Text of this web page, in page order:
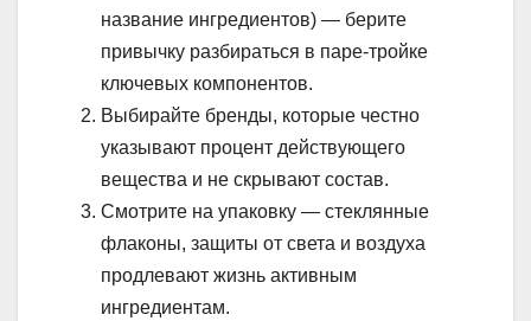
название ингредиентов) — берите
привычку разбираться в паре-тройке
ключевых компонентов.
Выбирайте бренды, которые честно
указывают процент действующего
вещества и не скрывают состав.
Смотрите на упаковку — стеклянные
флаконы, защиты от света и воздуха
продлевают жизнь активным
ингредиентам.